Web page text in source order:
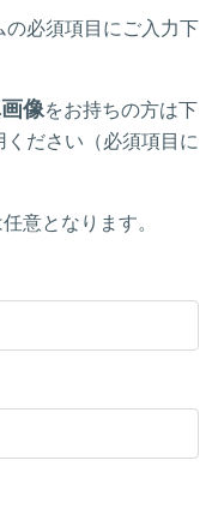
必須項目にご入力下
像をお持ちの方は下
ださい（必須項目に
意となります。